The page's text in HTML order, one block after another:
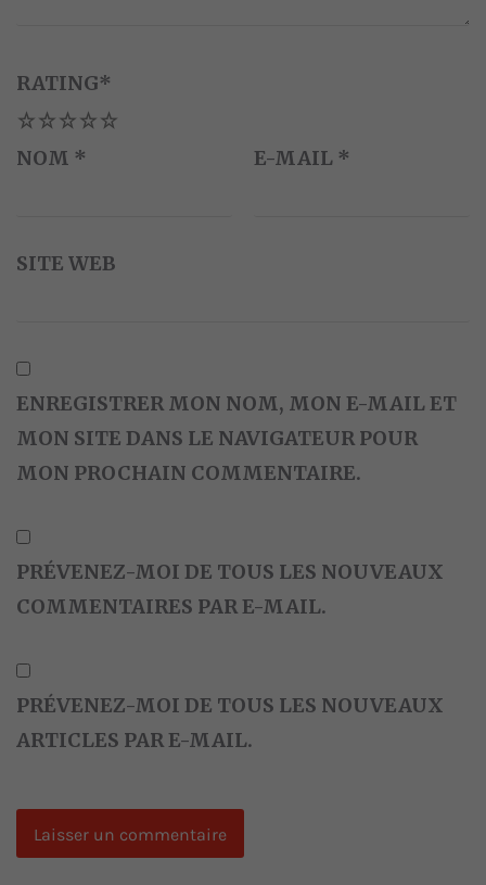
RATING*
5
4
3
2
NOM * E-MAIL *
SITE WEB
ENREGISTRER MON NOM, MON E-MAIL ET
MON SITE DANS LE NAVIGATEUR POUR
MON PROCHAIN COMMENTAIRE.
PRÉVENEZ-MOI DE TOUS LES NOUVEAUX
COMMENTAIRES PAR E-MAIL.
PRÉVENEZ-MOI DE TOUS LES NOUVEAUX
ARTICLES PAR E-MAIL.